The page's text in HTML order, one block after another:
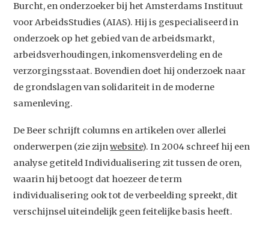
Burcht, en onderzoeker bij het Amsterdams Instituut
voor ArbeidsStudies (AIAS). Hij is gespecialiseerd in
onderzoek op het gebied van de arbeidsmarkt,
arbeidsverhoudingen, inkomensverdeling en de
verzorgingsstaat. Bovendien doet hij onderzoek naar
de grondslagen van solidariteit in de moderne
samenleving.
De Beer schrijft columns en artikelen over allerlei
onderwerpen (zie zijnwebsite). In 2004 schreef hij een
analyse getiteld Individualisering zit tussen de oren,
waarin hij betoogt dat hoezeer de term
individualisering ook tot de verbeelding spreekt, dit
verschijnsel uiteindelijk geen feitelijke basis heeft.